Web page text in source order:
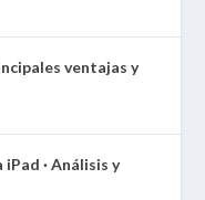
ventajas y
· Análisis y